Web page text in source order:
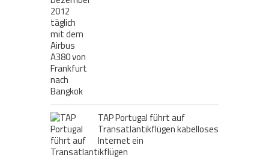
TAP Portugal führt auf
Transatlantikflügen kabelloses
Internet ein